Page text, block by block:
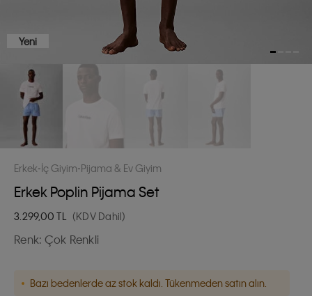
Yeni
Erkek İç Giyim Pijama & Ev Giyim
Erkek Poplin Pijama Set
3.299,00 TL (KDV Dahil)
Renk: Çok Renkli
Bazı bedenlerde az stok kaldı. Tükenmeden satın alın.